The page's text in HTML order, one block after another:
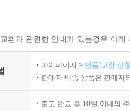
환과 관련한 안내가 있는경우 아
마이페이지 > 반품/교환 신
판매자 배송 상품은 판매자
출고 완료 후 10일 이내의